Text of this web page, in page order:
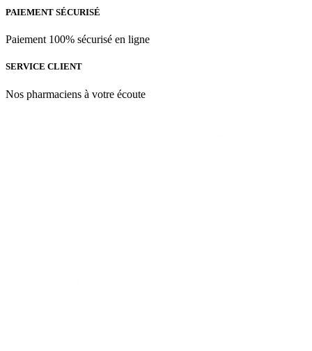
50G
+
D'orange
PAIEMENT SÉCURISÉ
Paiement 100% sécurisé en ligne
SERVICE CLIENT
Nos pharmaciens à votre écoute